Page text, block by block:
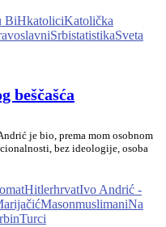
BiHkatoliciKatolička
SrbistatistikaSveta
beščašća
je bio, prema mom osobnom
bez ideologije, osoba
HitlerhrvatIvo Andrić -
MasonmuslimaniNa
Turci